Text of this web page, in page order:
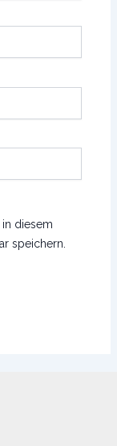
diesem
speichern.